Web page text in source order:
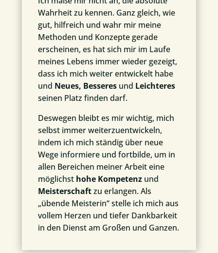
Wahrheit zu kennen. Ganz gleich, wie
gut, hilfreich und wahr mir meine
Methoden und Konzepte gerade
erscheinen, es hat sich mir im Laufe
meines Lebens immer wieder gezeigt,
dass ich mich weiter entwickelt habe
und Neues, Besseres und Leichteres
seinen Platz finden darf.
Deswegen bleibt es mir wichtig, mich
selbst immer weiterzuentwickeln,
indem ich mich ständig über neue
Wege informiere und fortbilde, um in
allen Bereichen meiner Arbeit eine
möglichst hohe Kompetenzund
Meisterschaftzu erlangen. Als
„übende Meisterin“ stelle ich mich aus
vollem Herzen und tiefer Dankbarkeit
in den Dienst am Großen und Ganzen.